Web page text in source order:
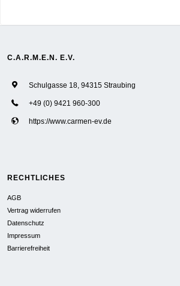
C.A.R.M.E.N. E.V.
Schulgasse 18, 94315 Straubing
+49 (0) 9421 960-300
https://www.carmen-ev.de
RECHTLICHES
AGB
Vertrag widerrufen
Datenschutz
Impressum
Barrierefreiheit